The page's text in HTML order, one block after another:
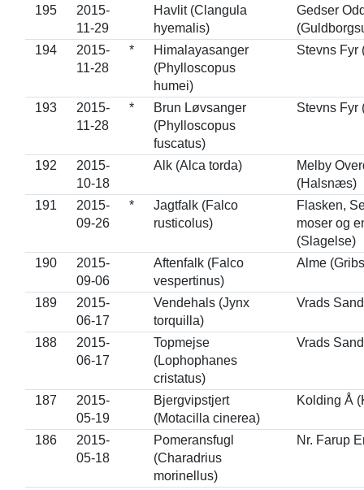
195
2015-
11-29
Havlit (Clangula
hyemalis)
Gedser
194
2015-
11-28
*
Himalayasanger
(Phylloscopus
humei)
Stevns Fyr
193
2015-
11-28
*
Brun Løvsanger
(Phylloscopus
fuscatus)
Stevns Fyr
192
2015-
10-18
Alk (Alca torda)
Melby
(Halsnæs)
191
2015-
09-26
*
Jagtfalk (Falco
rusticolus)
Flasken,
moser og
(Slagelse)
190
2015-
09-06
Aftenfalk (Falco
vespertinus)
Alme
189
2015-
06-17
Vendehals (Jynx
torquilla)
Vrads
188
2015-
06-17
Topmejse
(Lophophanes
cristatus)
Vrads
187
2015-
05-19
Bjergvipstjert
(Motacilla cinerea)
Kolding Å
186
2015-
05-18
Pomeransfugl
(Charadrius
morinellus)
Nr. Farup